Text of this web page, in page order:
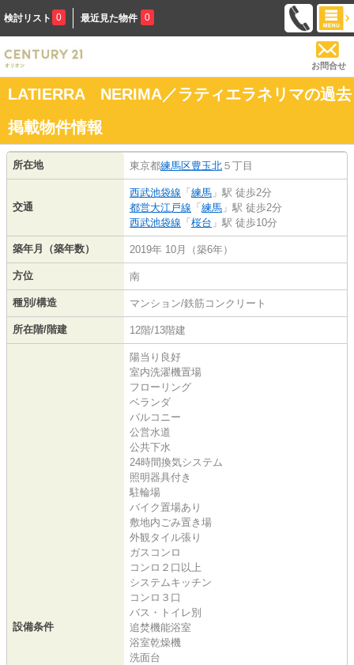
検討リスト 0 最近見た物件 0
お問合せ
LATIERRA NERIMA／ラティエラネリマの過去
掲載物件情報
所在地 東京都練馬区豊玉北 ５丁目
交通
西武池袋線 「 練馬 」駅 徒歩2分
都営大江戸線 「 練馬 」駅 徒歩2分
西武池袋線 「 桜台 」駅 徒歩10分
築年月（築年数） 2019年 10月（築6年）
方位 南
種別/構造 マンション/鉄筋コンクリート
所在階/階建 12階/13階建
設備条件
陽当り良好
室内洗濯機置場
フローリング
ベランダ
バルコニー
公営水道
公共下水
24時間換気システム
照明器具付き
駐輪場
バイク置場あり
敷地内ごみ置き場
外観タイル張り
ガスコンロ
コンロ２口以上
システムキッチン
コンロ３口
バス・トイレ別
追焚機能浴室
浴室乾燥機
洗面台